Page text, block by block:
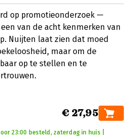
op promotieonderzoek —
van de acht kenmerken van
Nuijten laat zien dat moed
maar om de
op te stellen en te
€ 27,95
23:00 besteld, zaterdag in huis |